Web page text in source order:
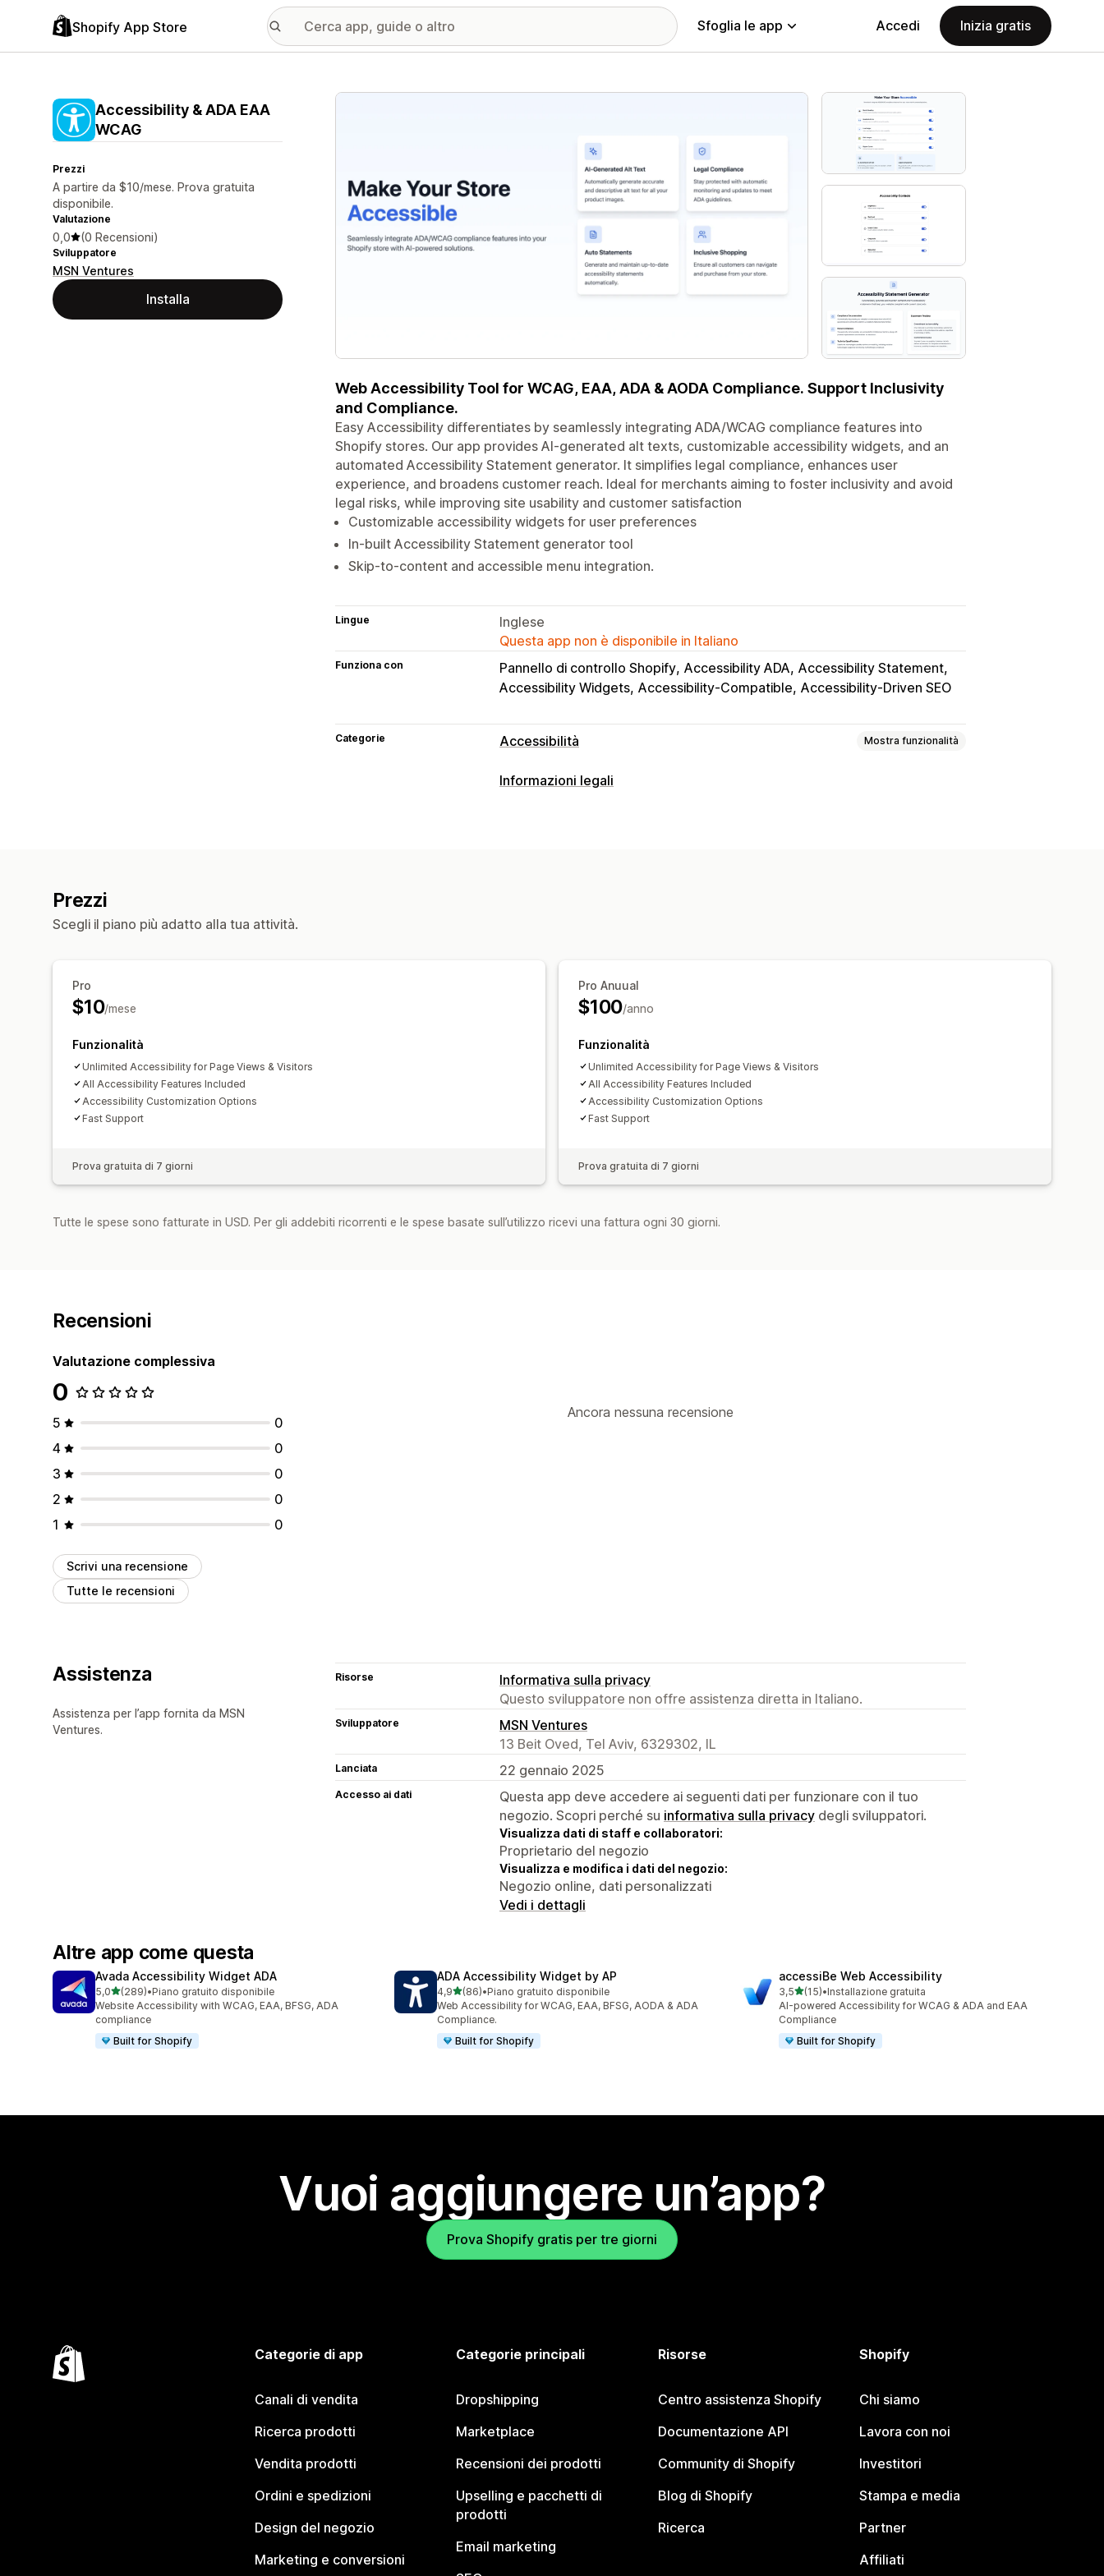
Shopify App Store Sfoglia le app Accedi Inizia gratis
Accessibility & ADA EAA
WCAG
Prezzi
A partire da $10/mese. Prova gratuita
disponibile.
Valutazione
0,0 (0 Recensioni)
Sviluppatore
MSN Ventures
Installa
Galleria immagini in evidenza
Web Accessibility Tool for WCAG, EAA, ADA & AODA Compliance. Support Inclusivity
and Compliance.
Easy Accessibility differentiates by seamlessly integrating ADA/WCAG compliance features into
Shopify stores. Our app provides AI-generated alt texts, customizable accessibility widgets, and an
automated Accessibility Statement generator. It simplifies legal compliance, enhances user
experience, and broadens customer reach. Ideal for merchants aiming to foster inclusivity and avoid
legal risks, while improving site usability and customer satisfaction
Customizable accessibility widgets for user preferences
In-built Accessibility Statement generator tool
Skip-to-content and accessible menu integration.
Lingue
Inglese
Questa app non è disponibile in Italiano
Funziona con Pannello di controllo Shopify Accessibility ADA Accessibility Statement
Accessibility Widgets Accessibility-Compatible Accessibility-Driven SEO
Categorie Accessibilità Mostra funzionalità
Tipi di conformità
Informazioni legali
Prezzi
Scegli il piano più adatto alla tua attività.
Pro
$10/mese
Funzionalità
Unlimited Accessibility for Page Views & Visitors
All Accessibility Features Included
Accessibility Customization Options
Fast Support
Prova gratuita di 7 giorni
Pro Anuual
$100/anno
Funzionalità
Unlimited Accessibility for Page Views & Visitors
All Accessibility Features Included
Accessibility Customization Options
Fast Support
Prova gratuita di 7 giorni
Tutte le spese sono fatturate in USD. Per gli addebiti ricorrenti e le spese basate sull’utilizzo ricevi una fattura ogni 30 giorni.
Recensioni
Valutazione complessiva
0
5
0
4
0
3
0
2
0
1
0
Scrivi una recensione
Tutte le recensioni
Ancora nessuna recensione
Assistenza
Assistenza per l’app fornita da MSN
Ventures.
Risorse
Informativa sulla privacy
Questo sviluppatore non offre assistenza diretta in Italiano.
Sviluppatore
MSN Ventures
13 Beit Oved, Tel Aviv, 6329302, IL
Lanciata 22 gennaio 2025
Accesso ai dati
Questa app deve accedere ai seguenti dati per funzionare con il tuo
negozio. Scopri perché su informativa sulla privacy degli sviluppatori.
Visualizza dati di staff e collaboratori:
Proprietario del negozio
Visualizza e modifica i dati del negozio:
Negozio online, dati personalizzati
Vedi i dettagli
Altre app come questa
Avada Accessibility Widget ADA
5,0stelle su 5
(289)
289 recensioni totali
•Piano gratuito disponibile
Website Accessibility with WCAG, EAA, BFSG, ADA
compliance
Built for Shopify
ADA Accessibility Widget by AP
4,9stelle su 5
(86)
86 recensioni totali
•Piano gratuito disponibile
Web Accessibility for WCAG, EAA, BFSG, AODA & ADA
Compliance.
Built for Shopify
accessiBe Web Accessibility
3,5stelle su 5
(15)
15 recensioni totali
•Installazione gratuita
AI-powered Accessibility for WCAG & ADA and EAA
Compliance
Built for Shopify
Vuoi aggiungere un’app?
Prova Shopify gratis per tre giorni
Categorie di app
Canali di vendita
Ricerca prodotti
Vendita prodotti
Ordini e spedizioni
Design del negozio
Marketing e conversioni
Categorie principali
Dropshipping
Marketplace
Recensioni dei prodotti
Upselling e pacchetti di
prodotti
Email marketing
Risorse
Centro assistenza Shopify
Documentazione API
Community di Shopify
Blog di Shopify
Ricerca
Shopify
Chi siamo
Lavora con noi
Investitori
Stampa e media
Partner
Affiliati